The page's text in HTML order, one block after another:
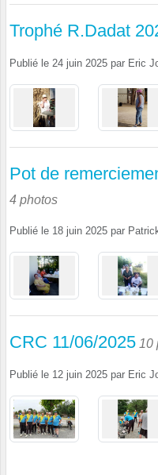
Trophé R.Dadat
Publié le 24 juin 2025 par Eric
Pot de
4 photos
Publié le 18 juin 2025 par
CRC 11/06/2025 10
Publié le 12 juin 2025 par Eric